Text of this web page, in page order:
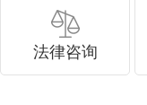
法律咨询